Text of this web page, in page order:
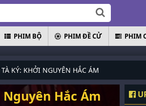
PHIM BỘ PHIM ĐỀ CỬ PHIM
KÝ: KHỞI NGUYÊN HẮC ÁM
Hắc Ám